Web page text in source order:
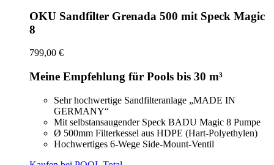
OKU Sandfilter Grenada 500 mit Speck Magic
8
799,00 €
Meine Empfehlung für Pools bis 30 m³
Sehr hochwertige Sandfilteranlage „MADE IN
GERMANY“
Mit selbstansaugender Speck BADU Magic 8 Pumpe
Ø 500mm Filterkessel aus HDPE (Hart-Polyethylen)
Hochwertiges 6-Wege Side-Mount-Ventil